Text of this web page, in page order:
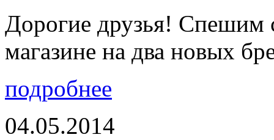
Дорогие друзья! Спешим
магазине на два новых
подробнее
04.05.2014